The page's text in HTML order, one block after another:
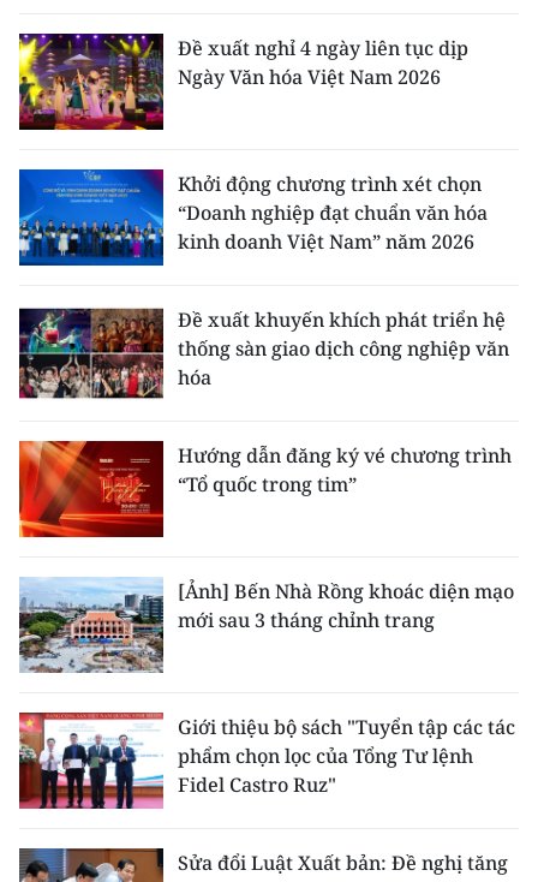
Đề xuất nghỉ 4 ngày liên tục dịp
Ngày Văn hóa Việt Nam 2026
Khởi động chương trình xét chọn
“Doanh nghiệp đạt chuẩn văn hóa
kinh doanh Việt Nam” năm 2026
Đề xuất khuyến khích phát triển hệ
thống sàn giao dịch công nghiệp văn
hóa
Hướng dẫn đăng ký vé chương trình
“Tổ quốc trong tim”
[Ảnh] Bến Nhà Rồng khoác diện mạo
mới sau 3 tháng chỉnh trang
Giới thiệu bộ sách "Tuyển tập các tác
phẩm chọn lọc của Tổng Tư lệnh
Fidel Castro Ruz"
Sửa đổi Luật Xuất bản: Đề nghị tăng